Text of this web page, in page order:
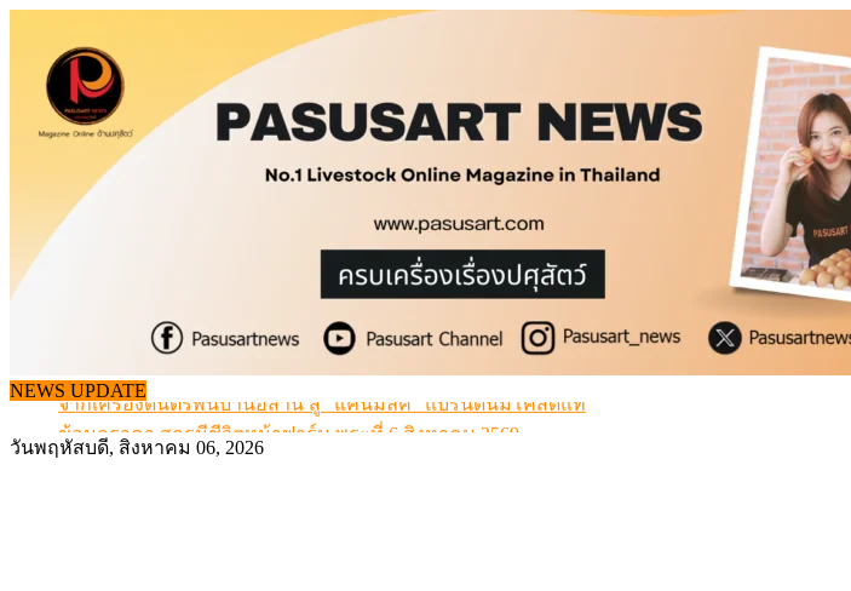
content
NEWS UPDATE
จากเครื่องดนตรีพื้นบ้านอีสาน สู่ “แคนมิลค์” แบรนด์นมโคสดแท้
ข้อมูลราคา สุกรมีชีวิตหน้าฟาร์ม พระที่ 6 สิงหาคม 2569
เดินหน้าดัน “ราคากลางโคเนื้อ” แก้ปัญหาราคาโคเนื้อตกต่ำ
วันพฤหัสบดี, สิงหาคม 06, 2026